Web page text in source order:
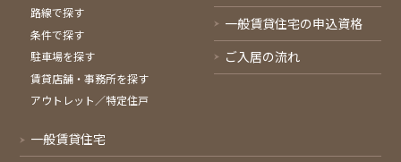
路線で探す
条件で探す
駐車場を探す
賃貸店舗・事務所を探す
アウトレット／特定住戸
一般賃貸住宅の申込資格
ご入居の流れ
一般賃貸住宅